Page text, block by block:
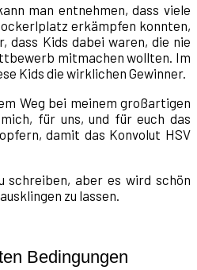
man entnehmen, dass viele
erkämpfen konnten,
dass Kids dabei waren, die nie
mitmachen wollten. Im
Kids die wirklichen Gewinner.
Weg bei meinem großartigen
für uns, und für euch das
damit das Konvolut HSV
schreiben, aber es wird schön
zu lassen.
Bedingungen